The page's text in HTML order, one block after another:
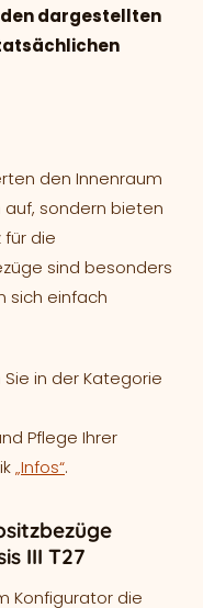
dargestellten
den Innenraum
auf, sondern bieten
für die
sind besonders
sich einfach
in der Kategorie
Pflege Ihrer
„Infos“.
III T27
Konfigurator die